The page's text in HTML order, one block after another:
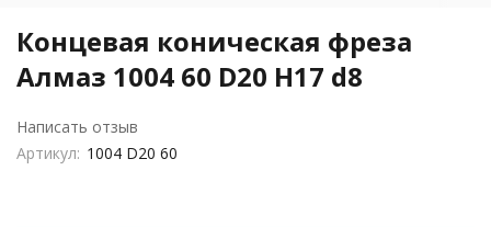
Концевая коническая фреза
Алмаз 1004 60 D20 H17 d8
Написать отзыв
Артикул: 1004 D20 60